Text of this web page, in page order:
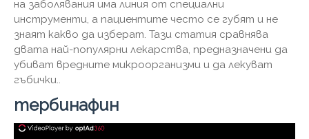
на заболявания има линия от специални
инструменти, а пациентите често се губят и не
знаят какво да изберат. Тази статия сравнява
двата най-популярни лекарства, предназначени да
убиват вредните микроорганизми и да лекуват
гъбички..
тербинафин